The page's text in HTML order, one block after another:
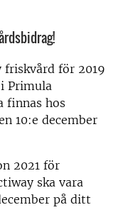
för 2019
Primula
finnas hos
10:e december
2021 för
ska vara
på ditt